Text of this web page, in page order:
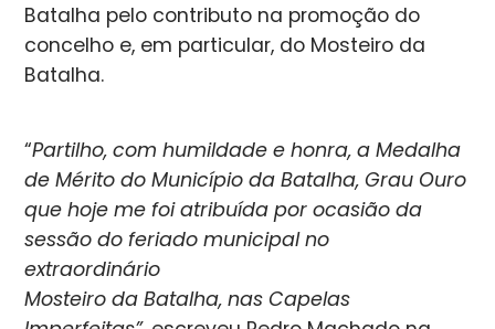
Batalha pelo contributo na promoção do
concelho e, em particular, do Mosteiro da
Batalha.
“Partilho, com humildade e honra, a Medalha
de Mérito do Município da Batalha, Grau Ouro
que hoje me foi atribuída por ocasião da
sessão do feriado municipal no
extraordinário
Mosteiro da Batalha, nas Capelas